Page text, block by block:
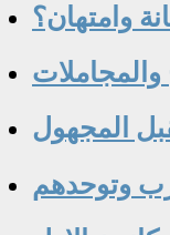
وامتهان؟
والمجاملات
المجهول
وتوحدهم